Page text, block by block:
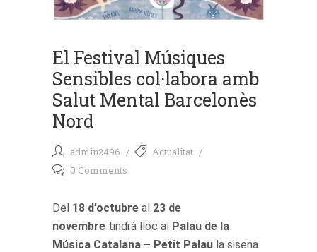
El Festival Músiques
Sensibles col·labora amb
Salut Mental Barcelonès
Nord
admin2496
Actualitat
0 Comments
Del 18 d’octubre al 23 de
novembre tindrà lloc al Palau de la
Música Catalana – Petit Palau la sisena